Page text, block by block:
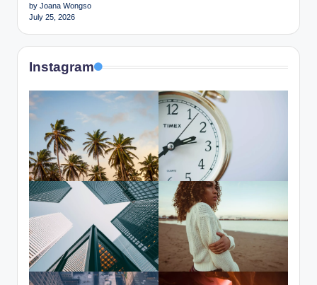
by Joana Wongso
July 25, 2026
Instagram